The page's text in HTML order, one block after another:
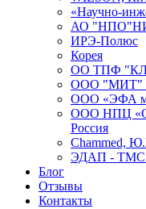
«Научно-
АО
ИРЭ-Полюс
Корея
ОО ТПФ
ООО "МИТ"
ООО «ЭФА
ООО НПЦ
Россия
Сhammed,
ЭДАП - ТМС
Блог
Отзывы
Контакты